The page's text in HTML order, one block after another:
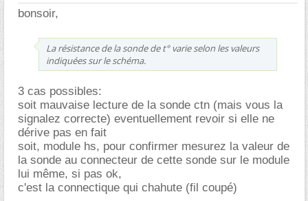
bonsoir,
La résistance de la sonde de t° varie selon les valeurs
indiquées sur le schéma.
3 cas possibles:
soit mauvaise lecture de la sonde ctn (mais vous la
signalez correcte) eventuellement revoir si elle ne
dérive pas en fait
soit, module hs, pour confirmer mesurez la valeur de
la sonde au connecteur de cette sonde sur le module
lui même, si pas ok,
c'est la connectique qui chahute (fil coupé)